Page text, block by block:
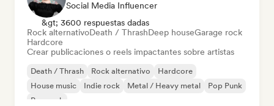
Social Media Influencer
&gt; 3600 respuestas dadas
Rock alternativoDeath / ThrashDeep houseGarage rock
Hardcore
Crear publicaciones o reels impactantes sobre artistas
Death / Thrash Rock alternativo
Hardcore
House music
Indie rock Metal / Heavy metal
Pop Punk
Pop rock